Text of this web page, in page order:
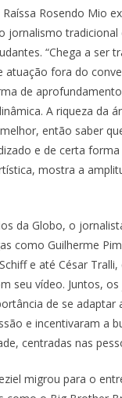
Rosendo Mio
jornalismo
“Chega a ser
atuação fora do
de
A riqueza da
então saber
e de certa
mostra a
da Globo, o
como Guilherme
e até César
seu vídeo. Juntos,
de se adaptar
e incentivaram a
centradas nas
migrou para o